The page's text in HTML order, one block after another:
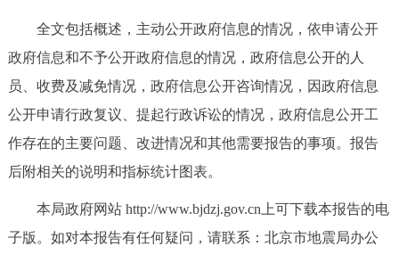
决策公开 专题公开
政务服务
便民服务 利企服务
中介服务 阳光政务
全文包括概述，主动公开政府信息的情况，依申请公开
政府信息和不予公开政府信息的情况，政府信息公开的人
员、收费及减免情况，政府信息公开咨询情况，因政府信息
公开申请行政复议、提起行政诉讼的情况，政府信息公开工
作存在的主要问题、改进情况和其他需要报告的事项。报告
后附相关的说明和指标统计图表。
本局政府网站 http://www.bjdzj.gov.cn上可下载本报告的电
子版。如对本报告有任何疑问，请联系：北京市地震局办公